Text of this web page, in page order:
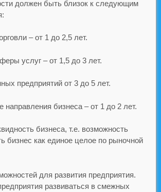
должен быть близок к следующим
– от 1 до 2,5 лет.
услуг – от 1,5 до 3 лет.
предприятий от 3 до 5 лет.
направления бизнеса – от 1 до 2 лет.
бизнеса, т.е. возможность
бизнес как единое целое по рыночной
для развития предприятия.
развиваться в смежных